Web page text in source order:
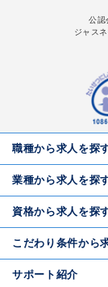
公認
ジャス
職種から求人を探
業種から求人を探
資格から求人を探
こだわり条件から
サポート紹介